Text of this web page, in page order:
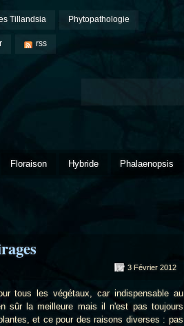
Tillandsia Phytopathologie
rss
Floraison Hybride Phalaenopsis
3 Février 2012
les végétaux, car indispensable au
sûr la meilleure mais il n'est pas toujours
et ce pour des raisons diverses : pas